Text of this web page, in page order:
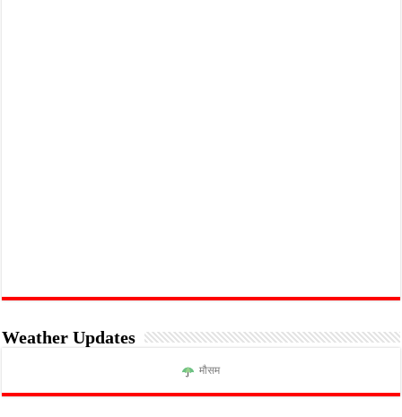
Weather Updates
मौसम